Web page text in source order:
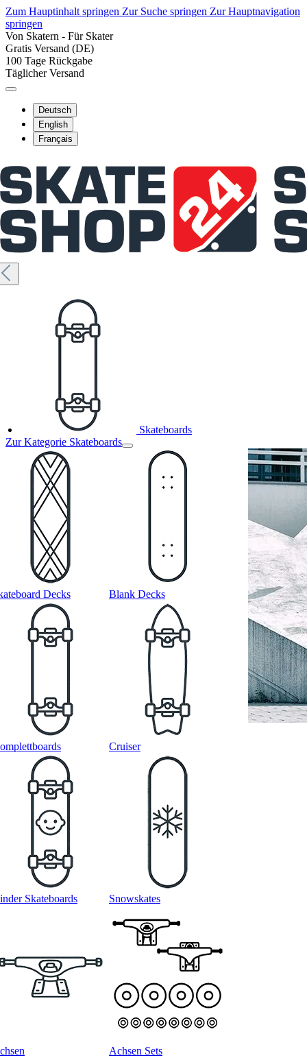
Zum Hauptinhalt springen Zur Suche springen Zur Hauptnavigation
springen
Von Skatern - Für Skater
Gratis Versand (DE)
100 Tage Rückgabe
Täglicher Versand
Deutsch
English
Français
Skateboards
Zur Kategorie Skateboards
Decks Blank Decks
Cruiser
Skateboards Snowskates
Achsen Sets